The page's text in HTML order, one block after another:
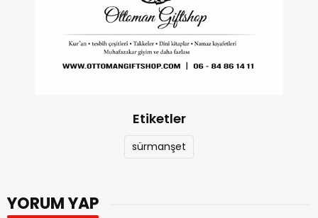
Etiketler
sürmanşet
YORUM YAP